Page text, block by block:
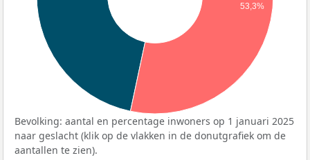
53,3%
Bevolking: aantal en percentage inwoners op 1 januari 2025
naar geslacht (klik op de vlakken in de donutgrafiek om de
aantallen te zien).